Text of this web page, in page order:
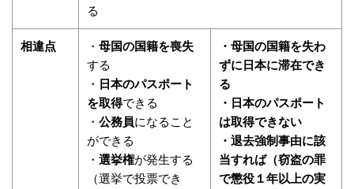
る
相違点 ・ 母国の国籍を喪失
する
・ 日本のパスポート
を取得できる
・ 公務員になること
ができる
・ 選挙権が発生する
（選挙で投票でき
・母国の国籍を失わ
ずに日本に滞在でき
る
・日本のパスポート
は取得できない
・退去強制事由に該
当すれば（窃盗の罪
で懲役１年以上の実